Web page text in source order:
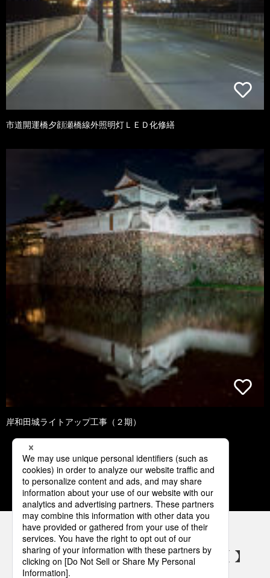
市道開運橋夕顔瀬橋線外照明灯ＬＥＤ化修繕
岸和田城ライトアップ工事（２期）
1 2 3 4 5
パナソニックの電気設備 SNSアカウント